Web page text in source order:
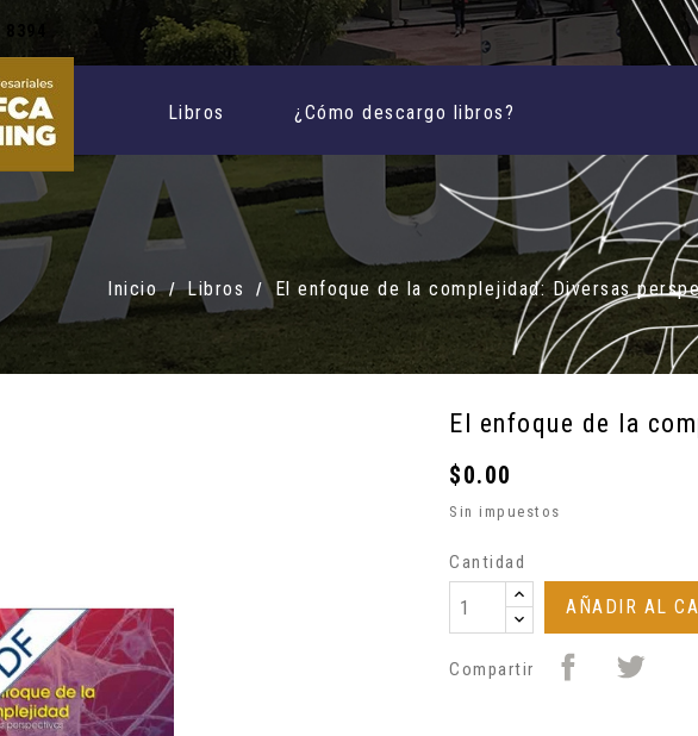
Libros ¿Cómo descargo libros?
Inicio Libros El enfoque de la complejidad: Diversas
El enfoque de la
$0.00
Sin impuestos
Cantidad
AÑADIR AL
Compartir